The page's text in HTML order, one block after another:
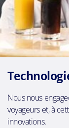
Nous nous
voyageurs et, à
innovations.